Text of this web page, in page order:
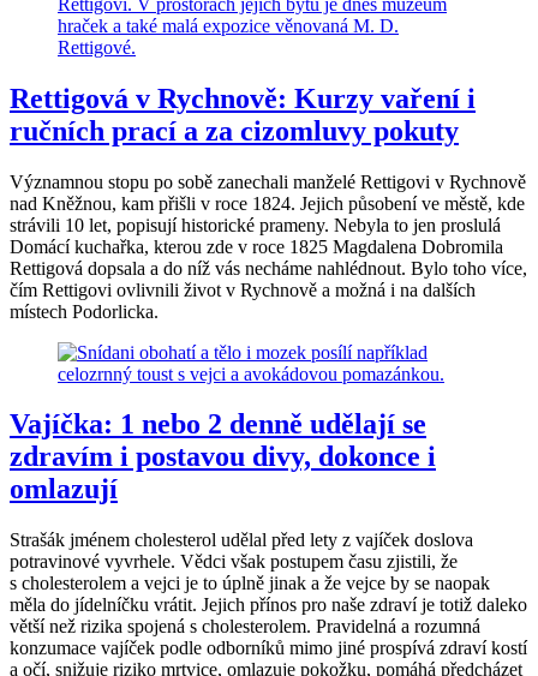
Rettigová v Rychnově: Kurzy vaření i
ručních prací a za cizomluvy pokuty
Významnou stopu po sobě zanechali manželé Rettigovi v Rychnově
nad Kněžnou, kam přišli v roce 1824. Jejich působení ve městě, kde
strávili 10 let, popisují historické prameny. Nebyla to jen proslulá
Domácí kuchařka, kterou zde v roce 1825 Magdalena Dobromila
Rettigová dopsala a do níž vás necháme nahlédnout. Bylo toho více,
čím Rettigovi ovlivnili život v Rychnově a možná i na dalších
místech Podorlicka.
Vajíčka: 1 nebo 2 denně udělají se
zdravím i postavou divy, dokonce i
omlazují
Strašák jménem cholesterol udělal před lety z vajíček doslova
potravinové vyvrhele. Vědci však postupem času zjistili, že
s cholesterolem a vejci je to úplně jinak a že vejce by se naopak
měla do jídelníčku vrátit. Jejich přínos pro naše zdraví je totiž daleko
větší než rizika spojená s cholesterolem. Pravidelná a rozumná
konzumace vajíček podle odborníků mimo jiné prospívá zdraví kostí
a očí, snižuje riziko mrtvice, omlazuje pokožku, pomáhá předcházet